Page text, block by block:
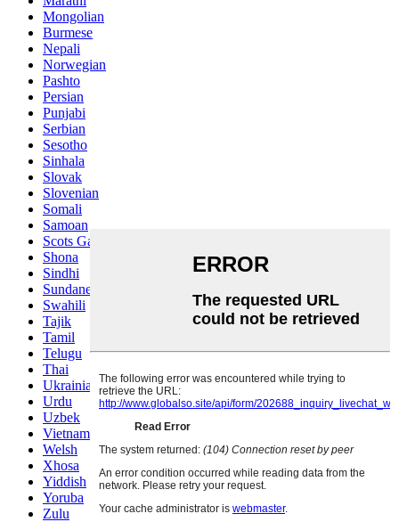
Mongolian
Burmese
Nepali
Norwegian
Pashto
Persian
Punjabi
Serbian
Sesotho
Sinhala
Slovak
Slovenian
Somali
Samoan
Scots Gaelic
Shona
Sindhi
Sundanese
Swahili
Tajik
Tamil
Telugu
Thai
Ukrainian
Urdu
Uzbek
Vietnamese
Welsh
Xhosa
Yiddish
Yoruba
Zulu